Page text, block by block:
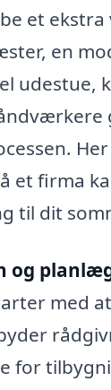
et
en
udestue,
et firma
til dit
og
med
for